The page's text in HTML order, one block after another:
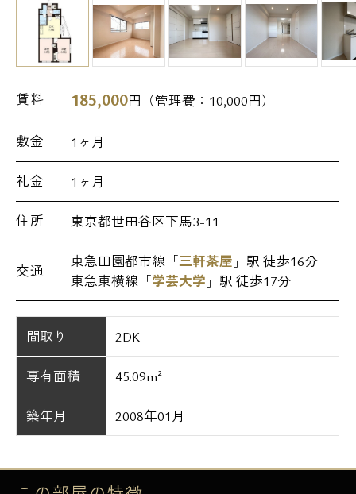
賃料 185,000円（管理費： 10,000円）
敷金 1ヶ月
礼金 1ヶ月
住所 東京都世田谷区下馬3-11
交通
東急田園都市線「三軒茶屋 」駅 徒歩16分
東急東横線「学芸大学 」駅 徒歩17分
間取り 2DK
専有面積 45.09m²
築年月 2008年01月